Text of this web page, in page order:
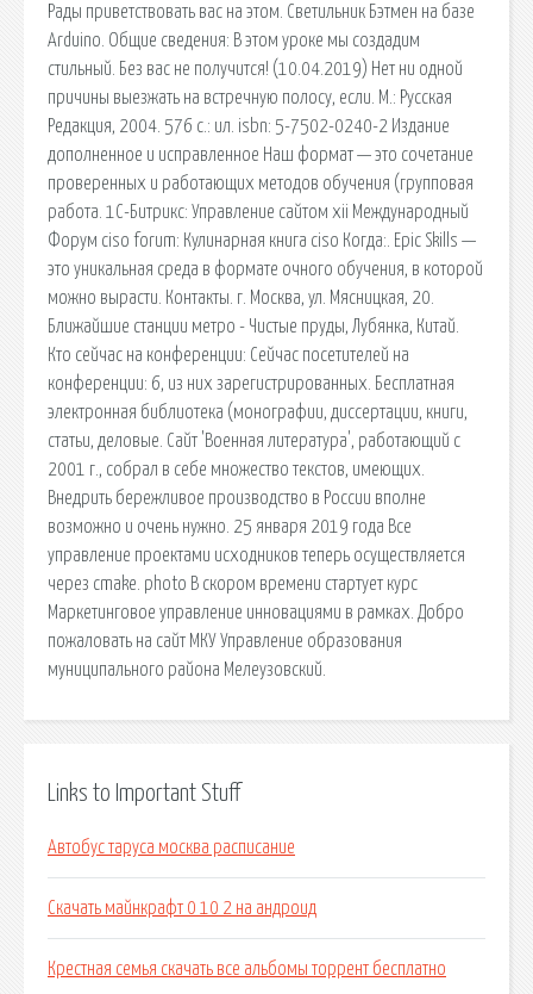
Рады приветствовать вас на этом. Светильник Бэтмен на базе
Arduino. Общие сведения: В этом уроке мы создадим
стильный. Без вас не получится! (10.04.2019) Нет ни одной
причины выезжать на встречную полосу, если. М.: Русская
Редакция, 2004. 576 с.: ил. isbn: 5-7502-0240-2 Издание
дополненное и исправленное Наш формат — это сочетание
проверенных и работающих методов обучения (групповая
работа. 1С-Битрикс: Управление сайтом xii Международный
Форум ciso forum: Кулинарная книга ciso Когда:. Epic Skills —
это уникальная среда в формате очного обучения, в которой
можно вырасти. Контакты. г. Москва, ул. Мясницкая, 20.
Ближайшие станции метро - Чистые пруды, Лубянка, Китай.
Кто сейчас на конференции: Сейчас посетителей на
конференции: 6, из них зарегистрированных. Бесплатная
электронная библиотека (монографии, диссертации, книги,
статьи, деловые. Сайт 'Военная литература', работающий с
2001 г., собрал в себе множество текстов, имеющих.
Внедрить бережливое производство в России вполне
возможно и очень нужно. 25 января 2019 года Все
управление проектами исходников теперь осуществляется
через cmake. photo В скором времени стартует курс
Маркетинговое управление инновациями в рамках. Добро
пожаловать на сайт МКУ Управление образования
муниципального района Мелеузовский.
Links to Important Stuff
Автобус таруса москва расписание
Скачать майнкрафт 0 10 2 на андроид
Крестная семья скачать все альбомы торрент бесплатно